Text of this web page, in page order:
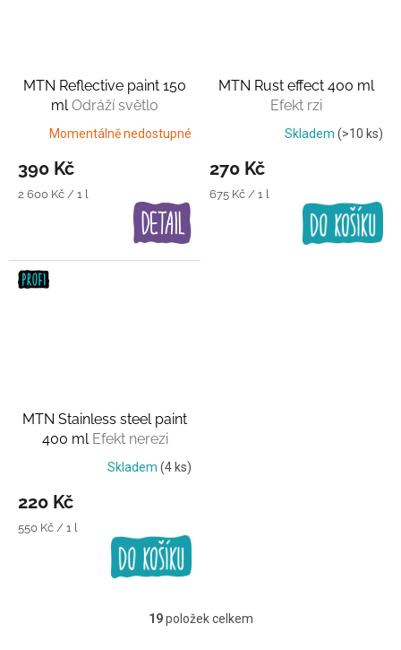
MTN Reflective paint 150
mlOdráží světlo
Momentálně nedostupné
390 Kč
Měrná
2 600 Kč / 1 l
MTN Rust effect 400 ml
Efekt rzi
Skladem (>10 ks)
270 Kč
Měrná
675 Kč / 1 l
MTN Stainless steel paint
400 ml Efekt nerezi
Skladem (4 ks)
220 Kč
Měrná
550 Kč / 1 l
O
19položek celkem